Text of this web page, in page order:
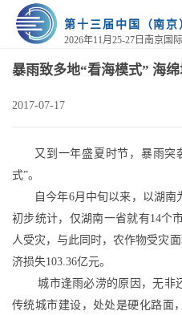
第十三届中国（南
2026年11月25-27日南京国
暴雨致多地“看海模式” 海
2017-07-17
又到一年盛夏时节，暴雨突
式”。
自今年6月中旬以来，以湖南
初步统计，仅湖南一省就有14个
人受灾，与此同时，农作物受灾
济损失103.36亿元。
城市逢雨必涝的原因，无非
传统城市建设，处处是硬化路面